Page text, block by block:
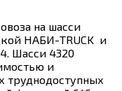
на шасси
НАБИ-TRUCK и
Шасси 4320
и
труднодоступных